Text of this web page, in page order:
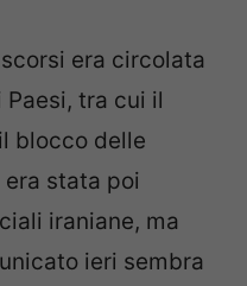
era circolata
tra cui il
blocco delle
stata poi
iraniane, ma
ieri sembra